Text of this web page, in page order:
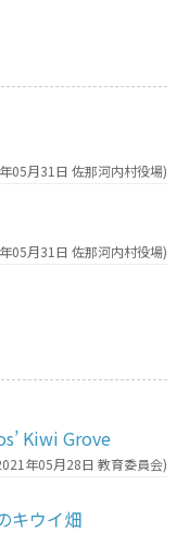
05月31日 佐那河内村役場)
05月31日 佐那河内村役場)
Kiwi Grove
年05月28日 教育委員会)
キウイ畑